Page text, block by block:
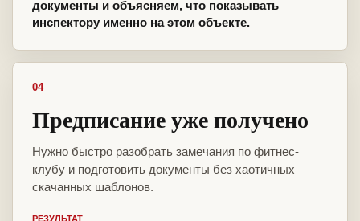
документы и объясняем, что показывать
инспектору именно на этом объекте.
04
Предписание уже получено
Нужно быстро разобрать замечания по фитнес-
клубу и подготовить документы без хаотичных
скачанных шаблонов.
РЕЗУЛЬТАТ